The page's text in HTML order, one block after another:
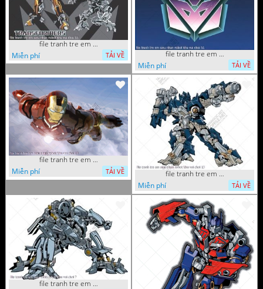
file tranh tre em sieu nhan robot khu vui choi 55
Miễn phí
TẢI VỀ
file tranh tre em sieu nhan robot khu vui choi 51
Miễn phí
TẢI VỀ
file tranh tre em sieu nhan robot khu vui choi 18
Miễn phí
TẢI VỀ
file tranh tre em sieu nhan robot khu vui choi 13
Miễn phí
TẢI VỀ
file tranh tre em sieu nhan robot khu vui choi 7